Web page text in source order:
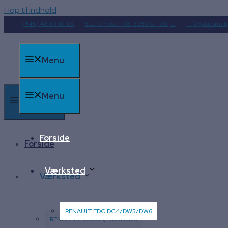
Hop til indhold
(+45) 48 30 30 33 Stæremosen 38, 3250 Gilleleje
Menu
Menu
Forside
Værksted
RENAULT EDC DC4/DW5/DW6
Menu
Forside
Værksted
RENAULT EDC DC4/DW5/DW6